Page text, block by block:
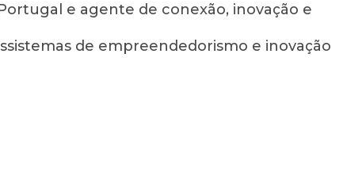
e agente de conexão, inovação e
de empreendedorismo e inovação